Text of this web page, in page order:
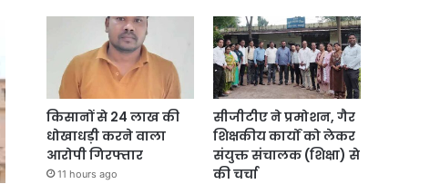
किसानों से 24 लाख की
धोखाधड़ी करने वाला
आरोपी गिरफ्तार
11 hours ago
सीजीटीए ने प्रमोशन, गैर
शिक्षकीय कार्यों को लेकर
संयुक्त संचालक (शिक्षा) से
की चर्चा